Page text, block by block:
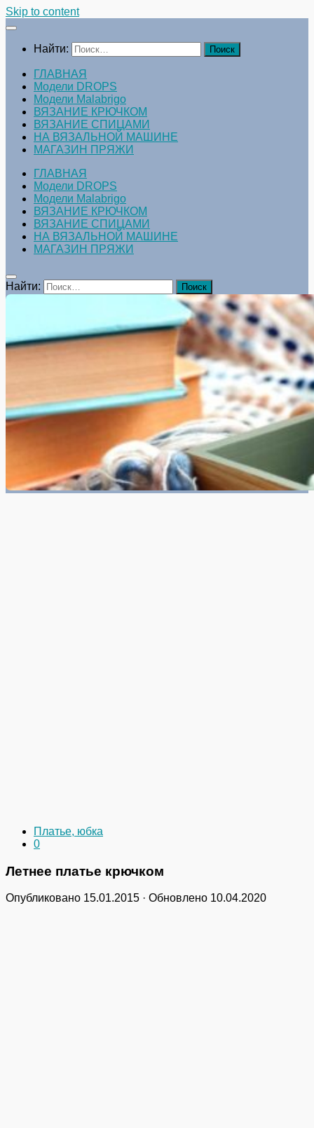
Skip to content
Найти:
ГЛАВНАЯ
Модели DROPS
Модели Malabrigo
ВЯЗАНИЕ КРЮЧКОМ
ВЯЗАНИЕ СПИЦАМИ
НА ВЯЗАЛЬНОЙ МАШИНЕ
МАГАЗИН ПРЯЖИ
ГЛАВНАЯ
Модели DROPS
Модели Malabrigo
ВЯЗАНИЕ КРЮЧКОМ
ВЯЗАНИЕ СПИЦАМИ
НА ВЯЗАЛЬНОЙ МАШИНЕ
МАГАЗИН ПРЯЖИ
Найти:
Платье, юбка
0
Летнее платье крючком
Опубликовано 15.01.2015 · Обновлено 10.04.2020